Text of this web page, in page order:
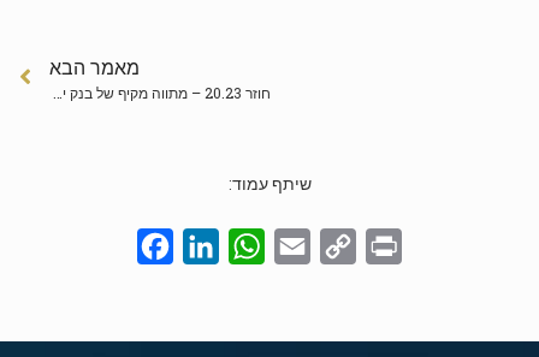
מאמר הבא
שיתף עמוד:
Print
Copy
Email
WhatsApp
LinkedIn